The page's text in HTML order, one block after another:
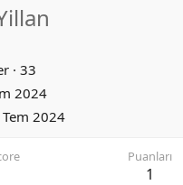
· 33
2024
2024
Puanları
1